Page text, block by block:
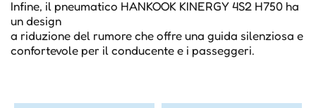
Infine, il pneumatico HANKOOK KINERGY 4S2 H750 ha
un design
a riduzione del rumore che offre una guida silenziosa e
confortevole per il conducente e i passeggeri.